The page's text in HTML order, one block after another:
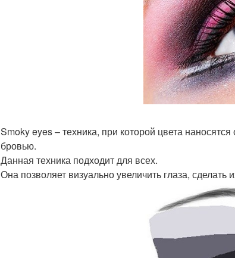
Smoky eyes – техника, при которой цвета
бровью.
Данная техника подходит для всех.
Она позволяет визуально увеличить глаза,